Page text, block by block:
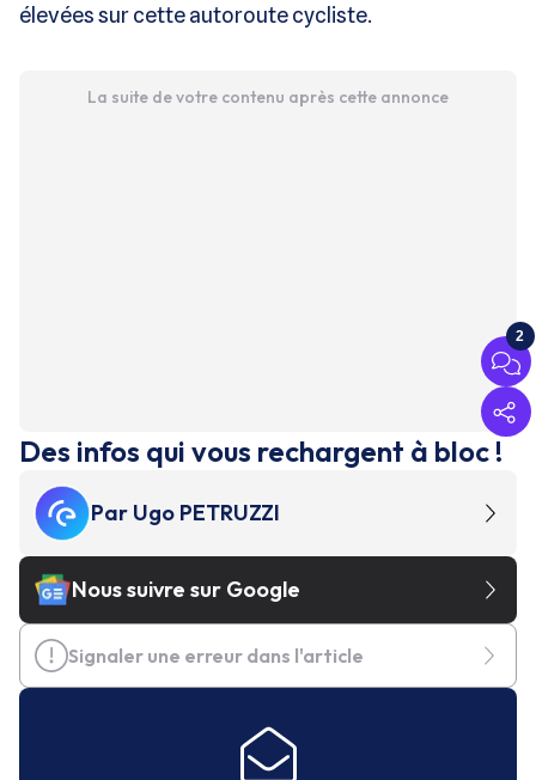
élevées sur cette autoroute cycliste.
La suite de votre contenu après cette annonce
2
Des infos qui vous rechargent à bloc !
Par Ugo PETRUZZI
Nous suivre sur Google
Signaler une erreur dans l'article